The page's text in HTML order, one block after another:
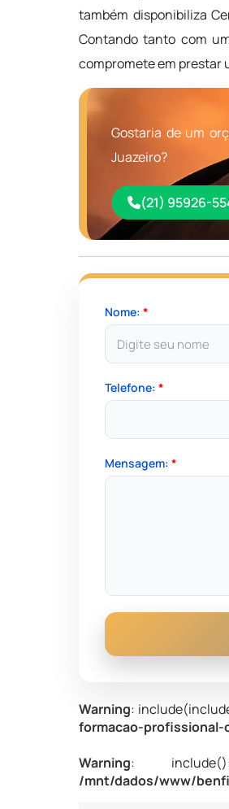
também disponibiliza
Contando tanto com
compromete em prestar
Gostaria de um
Juazeiro?
(21) 95926-
Nome:*
Telefone:*
Mensagem:*
Warning:
formacao-
Warning:
/mnt/dados/www/